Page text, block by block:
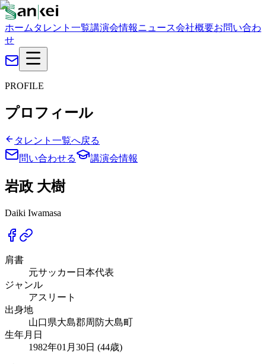
ホーム タレント一覧講演会情報ニュース会社概要お問い合わ
せ
PROFILE
プロフィール
タレント一覧へ戻る
問い合わせる
講演会情報
岩政 大樹
Daiki Iwamasa
肩書
元サッカー日本代表
ジャンル
アスリート
出身地
山口県大島郡周防大島町
生年月日
1982年01月30日 (44歳)